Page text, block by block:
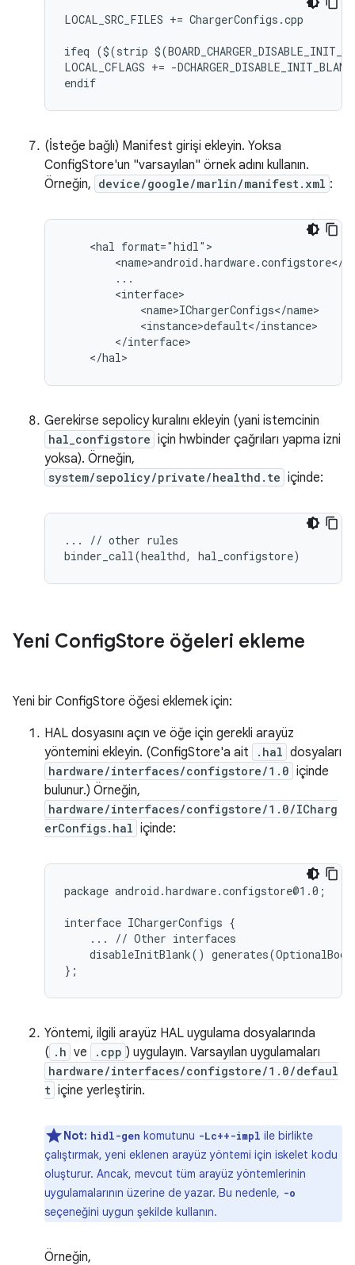
LOCAL_SRC_FILES += ChargerConfigs.cpp
ifeq ($(strip
LOCAL_CFLAGS += -DCHARGER_DISABLE_INIT_BLANK
(İsteğe bağlı) Manifest girişi ekleyin. Yoksa
ConfigStore'un "varsayılan" örnek adını kullanın.
Örneğin, device/google/marlin/manifest.xml :
    <hal format="hidl">
<name>android.hardware.configstore</
        ...
        <interface>
            <name>IChargerConfigs</name>
            <instance>default</instance>
        </interface>
Gerekirse sepolicy kuralını ekleyin (yani istemcinin
hal_configstore için hwbinder çağrıları yapma izni
yoksa). Örneğin,
system/sepolicy/private/healthd.te içinde:
... // other rules
Yeni ConfigStore öğeleri ekleme
Yeni bir ConfigStore öğesi eklemek için:
HAL dosyasını açın ve öğe için gerekli arayüz
yöntemini ekleyin. (ConfigStore'a ait
.hal dosyaları
hardware/interfaces/configstore/1.0 içinde
bulunur.) Örneğin,
hardware/interfaces/configstore/1.0/ICharg
erConfigs.hal içinde:
package android.hardware.configstore@1.0;
interface IChargerConfigs {
    ... // Other interfaces
disableInitBlank()
Yöntemi, ilgili arayüz HAL uygulama dosyalarında
( .h ve .cpp ) uygulayın. Varsayılan uygulamaları
hardware/interfaces/configstore/1.0/defaul
t içine yerleştirin.
Not: hidl-gen komutunu -Lc++-impl ile birlikte
çalıştırmak, yeni eklenen arayüz yöntemi için iskelet kodu
oluşturur. Ancak, mevcut tüm arayüz yöntemlerinin
uygulamalarının üzerine de yazar. Bu nedenle, -o
seçeneğini uygun şekilde kullanın.
Örneğin,